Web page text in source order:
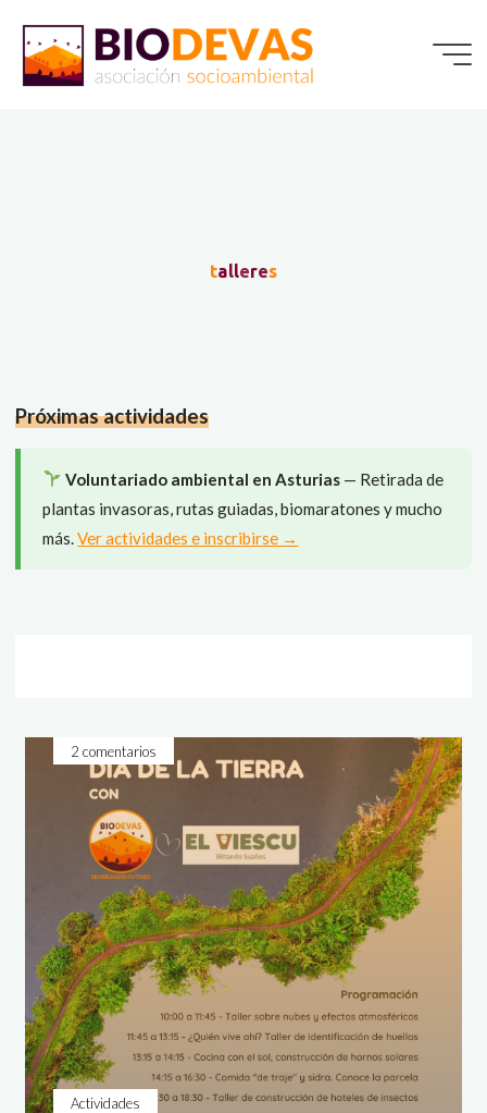
contenido
talleres
Próximas actividades
Voluntariado ambiental en Asturias— Retirada de
plantas invasoras, rutas guiadas, biomaratones y mucho
más.Ver actividades e inscribirse →
Actividades
2 comentarios